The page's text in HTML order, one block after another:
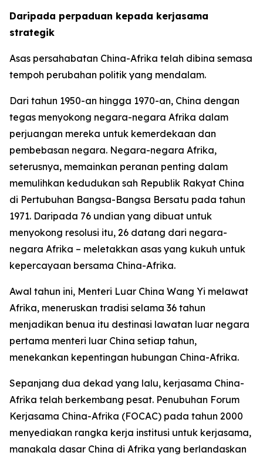
Daripada perpaduan kepada kerjasama
strategik
Asas persahabatan China-Afrika telah dibina semasa
tempoh perubahan politik yang mendalam.
Dari tahun 1950-an hingga 1970-an, China dengan
tegas menyokong negara-negara Afrika dalam
perjuangan mereka untuk kemerdekaan dan
pembebasan negara. Negara-negara Afrika,
seterusnya, memainkan peranan penting dalam
memulihkan kedudukan sah Republik Rakyat China
di Pertubuhan Bangsa-Bangsa Bersatu pada tahun
1971. Daripada 76 undian yang dibuat untuk
menyokong resolusi itu, 26 datang dari negara-
negara Afrika – meletakkan asas yang kukuh untuk
kepercayaan bersama China-Afrika.
Awal tahun ini, Menteri Luar China Wang Yi melawat
Afrika, meneruskan tradisi selama 36 tahun
menjadikan benua itu destinasi lawatan luar negara
pertama menteri luar China setiap tahun,
menekankan kepentingan hubungan China-Afrika.
Sepanjang dua dekad yang lalu, kerjasama China-
Afrika telah berkembang pesat. Penubuhan Forum
Kerjasama China-Afrika (FOCAC) pada tahun 2000
menyediakan rangka kerja institusi untuk kerjasama,
manakala dasar China di Afrika yang berlandaskan